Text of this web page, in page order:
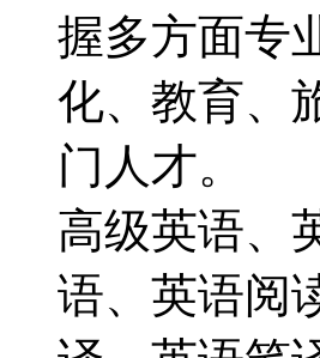
握多方面专
化、教育、
门人才。
高级英语、
语、英语阅